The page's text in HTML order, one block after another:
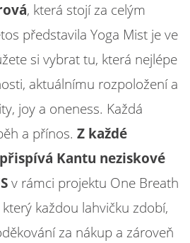
, která stojí za celým
představila Yoga Mist je ve
si vybrat tu, která nejlépe
aktuálnímu rozpoložení a
joy a oneness. Každá
a přínos. Z každé
Kantu neziskové
v rámci projektu One Breath
každou lahvičku zdobí,
za nákup a zároveň